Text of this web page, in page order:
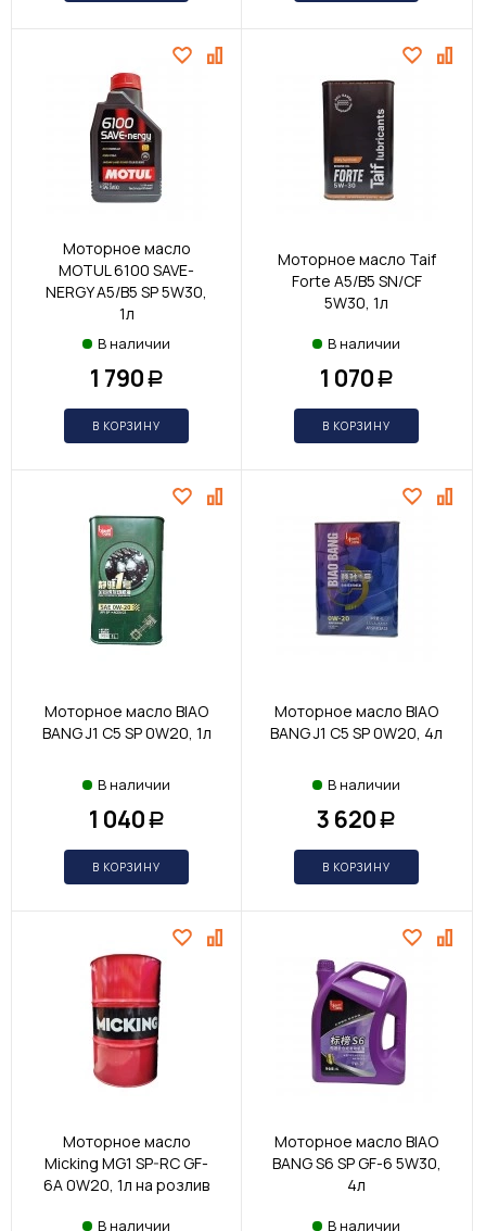
Моторное масло
MOTUL 6100 SAVE-
NERGY A5/B5 SP 5W30,
1л
В наличии
1 790 Р
В КОРЗИНУ
Моторное масло Taif
Forte A5/B5 SN/CF
5W30, 1л
В наличии
1 070 Р
В КОРЗИНУ
Моторное масло BIAO
BANG J1 С5 SP 0W20, 1л
В наличии
1 040 Р
В КОРЗИНУ
Моторное масло BIAO
BANG J1 С5 SP 0W20, 4л
В наличии
3 620 Р
В КОРЗИНУ
Моторное масло
Micking MG1 SP-RC GF-
6A 0W20, 1л на розлив
В наличии
Моторное масло BIAO
BANG S6 SP GF-6 5W30,
4л
В наличии